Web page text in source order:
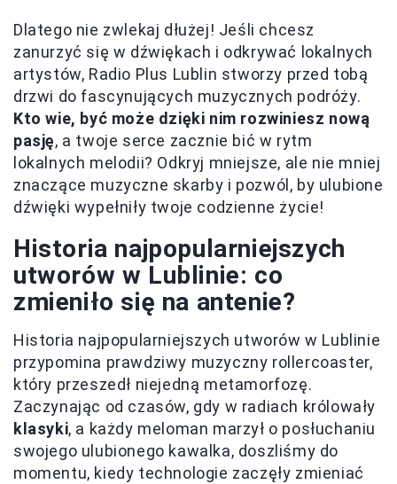
Dlatego nie zwlekaj dłużej! Jeśli chcesz
zanurzyć się w dźwiękach i odkrywać lokalnych
artystów, Radio Plus Lublin stworzy przed tobą
drzwi do fascynujących muzycznych podróży.
Kto wie, być może dzięki nim rozwiniesz nową
pasję, a twoje serce zacznie bić w rytm
lokalnych melodii? Odkryj mniejsze, ale nie mniej
znaczące muzyczne skarby i pozwól, by ulubione
dźwięki wypełniły twoje codzienne życie!
Historia najpopularniejszych
utworów w Lublinie: co
zmieniło się na antenie?
Historia najpopularniejszych utworów w Lublinie
przypomina prawdziwy muzyczny rollercoaster,
który przeszedł niejedną metamorfozę.
Zaczynając od czasów, gdy w radiach królowały
klasyki, a każdy meloman marzył o posłuchaniu
swojego ulubionego kawalka, doszliśmy do
momentu, kiedy technologie zaczęły zmieniać